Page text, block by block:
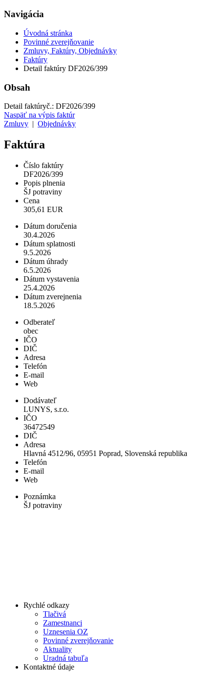
Navigácia
Úvodná stránka
Povinné zverejňovanie
Zmluvy, Faktúry, Objednávky
Faktúry
Detail faktúry DF2026/399
Obsah
Detail faktúryč.: DF2026/399
Naspäť na výpis faktúr
Zmluvy
Objednávky
Faktúra
Číslo faktúry
DF2026/399
Popis plnenia
ŠJ potraviny
Cena
305,61 EUR
Dátum doručenia
30.4.2026
Dátum splatnosti
9.5.2026
Dátum úhrady
6.5.2026
Dátum vystavenia
25.4.2026
Dátum zverejnenia
18.5.2026
Odberateľ
obec
IČO
DIČ
Adresa
Telefón
E-mail
Web
Dodávateľ
LUNYS, s.r.o.
IČO
36472549
DIČ
Adresa
Hlavná 4512/96, 05951 Poprad, Slovenská republika
Telefón
E-mail
Web
Poznámka
ŠJ potraviny
Rychlé odkazy
Tlačivá
Zamestnanci
Uznesenia OZ
Povinné zverejňovanie
Aktuality
Uradná tabuľa
Kontaktné údaje